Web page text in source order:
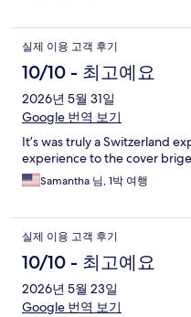
실제 이용 고객 후기
10/10 - 최고예요
2026년 5월 31일
Google 번역 보기
It’s was truly a Switzerland
experience to the cover
Samantha 님, 1박 여행
실제 이용 고객 후기
10/10 - 최고예요
2026년 5월 23일
Google 번역 보기